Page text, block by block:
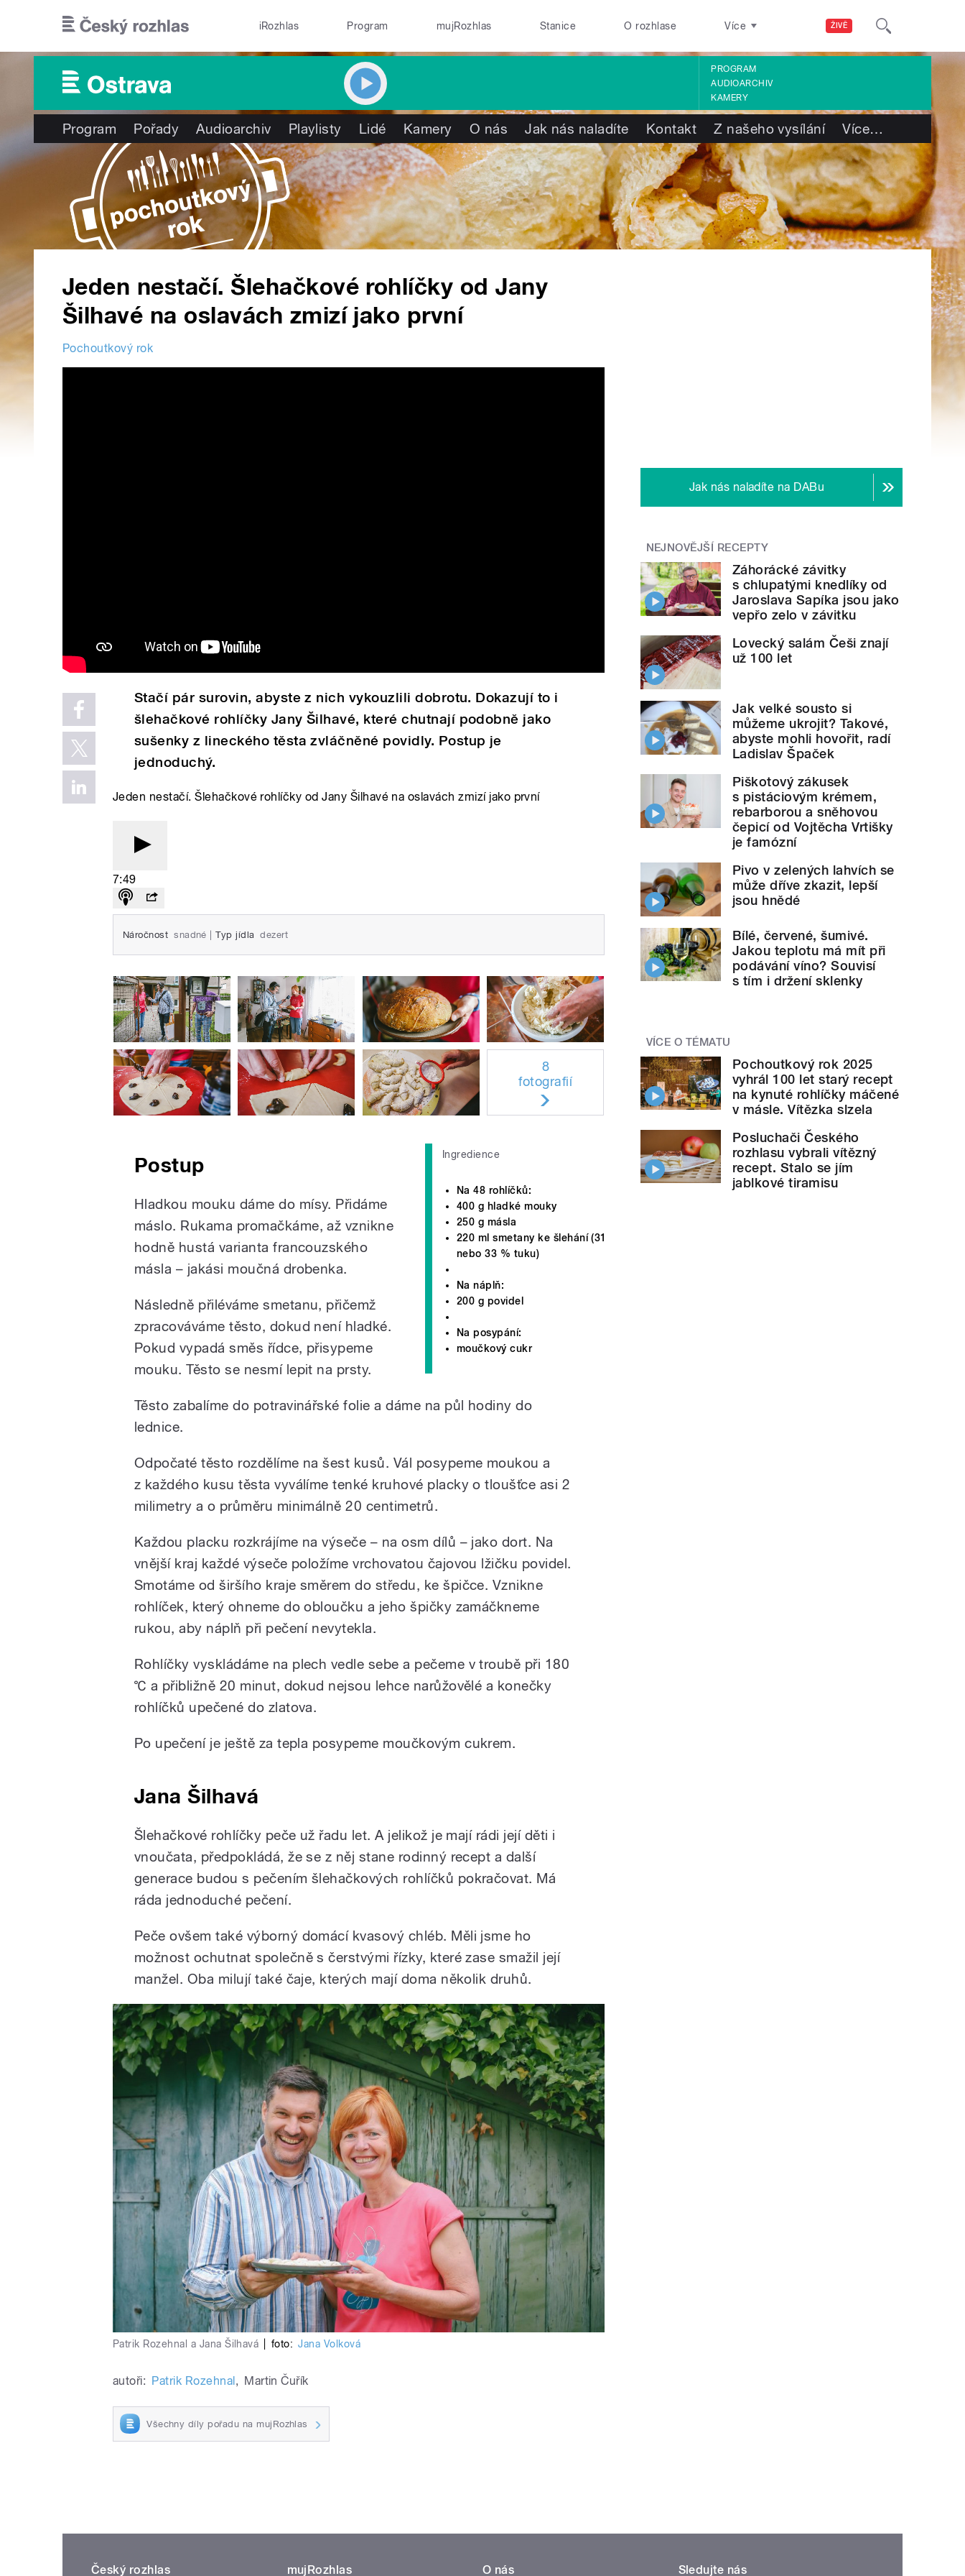
ŽIVĚ
iRozhlas Program mujRozhlas Stanice O rozhlase Více
PROGRAM
AUDIOARCHIV
KAMERY
Program Pořady Audioarchiv Playlisty Lidé Kamery O nás Jak nás naladíte Kontakt Z našeho vysílání Více…
Jeden nestačí. Šlehačkové rohlíčky od Jany
Šilhavé na oslavách zmizí jako první
Pochoutkový rok
Stačí pár surovin, abyste z nich vykouzlili dobrotu. Dokazují to i
šlehačkové rohlíčky Jany Šilhavé, které chutnají podobně jako
sušenky z lineckého těsta zvláčněné povidly. Postup je
jednoduchý.
Jeden nestačí. Šlehačkové rohlíčky od Jany Šilhavé na oslavách zmizí jako první
7:49
Náročnost snadné Typ jídla dezert
8
fotografií
Ingredience
Na 48 rohlíčků:
400 g hladké mouky
250 g másla
220 ml smetany ke šlehání (31
nebo 33 % tuku)
Na náplň:
200 g povidel
Na posypání:
moučkový cukr
Postup
Hladkou mouku dáme do mísy. Přidáme
máslo. Rukama promačkáme, až vznikne
hodně hustá varianta francouzského
másla – jakási moučná drobenka.
Následně přiléváme smetanu, přičemž
zpracováváme těsto, dokud není hladké.
Pokud vypadá směs řídce, přisypeme
mouku. Těsto se nesmí lepit na prsty.
Těsto zabalíme do potravinářské folie a dáme na půl hodiny do
lednice.
Odpočaté těsto rozdělíme na šest kusů. Vál posypeme moukou a
z každého kusu těsta vyválíme tenké kruhové placky o tloušťce asi 2
milimetry a o průměru minimálně 20 centimetrů.
Každou placku rozkrájíme na výseče – na osm dílů – jako dort. Na
vnější kraj každé výseče položíme vrchovatou čajovou lžičku povidel.
Smotáme od širšího kraje směrem do středu, ke špičce. Vznikne
rohlíček, který ohneme do obloučku a jeho špičky zamáčkneme
rukou, aby náplň při pečení nevytekla.
Rohlíčky vyskládáme na plech vedle sebe a pečeme v troubě při 180
℃ a přibližně 20 minut, dokud nejsou lehce narůžovělé a konečky
rohlíčků upečené do zlatova.
Po upečení je ještě za tepla posypeme moučkovým cukrem.
Jana Šilhavá
Šlehačkové rohlíčky peče už řadu let. A jelikož je mají rádi její děti i
vnoučata, předpokládá, že se z něj stane rodinný recept a další
generace budou s pečením šlehačkových rohlíčků pokračovat. Má
ráda jednoduché pečení.
Peče ovšem také výborný domácí kvasový chléb. Měli jsme ho
možnost ochutnat společně s čerstvými řízky, které zase smažil její
manžel. Oba milují také čaje, kterých mají doma několik druhů.
Patrik Rozehnal a Jana Šilhavá foto: Jana Volková
autoři: Patrik Rozehnal, Martin Čuřík
Všechny díly pořadu na mujRozhlas
Jak nás naladíte na DABu
NEJNOVĚJŠÍ RECEPTY
Záhorácké závitky
s chlupatými knedlíky od
Jaroslava Sapíka jsou jako
vepřo zelo v závitku
Lovecký salám Češi znají
už 100 let
Jak velké sousto si
můžeme ukrojit? Takové,
abyste mohli hovořit, radí
Ladislav Špaček
Piškotový zákusek
s pistáciovým krémem,
rebarborou a sněhovou
čepicí od Vojtěcha Vrtišky
je famózní
Pivo v zelených lahvích se
může dříve zkazit, lepší
jsou hnědé
Bílé, červené, šumivé.
Jakou teplotu má mít při
podávání víno? Souvisí
s tím i držení sklenky
VÍCE O TÉMATU
Pochoutkový rok 2025
vyhrál 100 let starý recept
na kynuté rohlíčky máčené
v másle. Vítězka slzela
Posluchači Českého
rozhlasu vybrali vítězný
recept. Stalo se jím
jablkové tiramisu
Český rozhlas mujRozhlas O nás Sledujte nás